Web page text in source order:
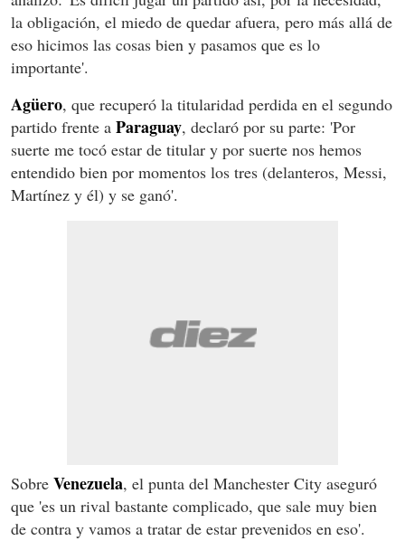
la obligación, el miedo de quedar afuera, pero más allá de
eso hicimos las cosas bien y pasamos que es lo
importante'.
Agüero, que recuperó la titularidad perdida en el segundo
partido frente a Paraguay, declaró por su parte: 'Por
suerte me tocó estar de titular y por suerte nos hemos
entendido bien por momentos los tres (delanteros, Messi,
Martínez y él) y se ganó'.
Sobre Venezuela, el punta del Manchester City aseguró
que 'es un rival bastante complicado, que sale muy bien
de contra y vamos a tratar de estar prevenidos en eso'.